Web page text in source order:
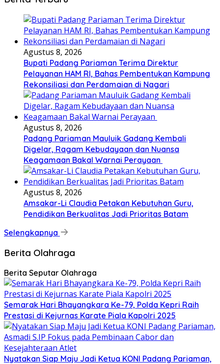
Agustus 8, 2026
Bupati Padang Pariaman Terima Direktur
Pelayanan HAM RI, Bahas Pembentukan Kampung
Rekonsiliasi dan Perdamaian di Nagari
Agustus 8, 2026
Padang Pariaman Mauluik Gadang Kembali
Digelar, Ragam Kebudayaan dan Nuansa
Keagamaan Bakal Warnai Perayaan ‎
Agustus 8, 2026
Amsakar-Li Claudia Petakan Kebutuhan Guru,
Pendidikan Berkualitas Jadi Prioritas Batam
Selengkapnya
Berita Olahraga
Berita Seputar Olahraga
Semarak Hari Bhayangkara Ke-79, Polda Kepri Raih
Prestasi di Kejurnas Karate Piala Kapolri 2025
Nyatakan Siap Maju Jadi Ketua KONI Padang Pariaman,